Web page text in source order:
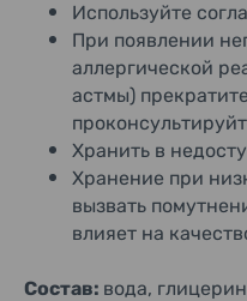
Используйте
При появлении
аллергической
астмы)
Хранить в
Хранение при
вызвать
влияет на
Состав: вода,